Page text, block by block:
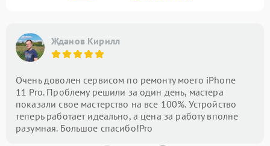
Жданов Кирилл
Очень доволен сервисом по ремонту моего iPhone
11 Pro. Проблему решили за один день, мастера
показали свое мастерство на все 100%. Устройство
теперь работает идеально, а цена за работу вполне
разумная. Большое спасибо!Pro